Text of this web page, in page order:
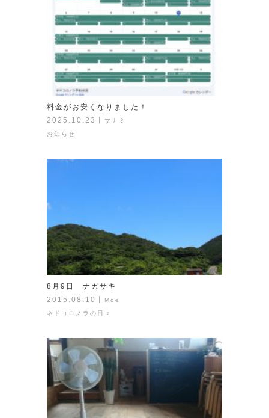
料金がお安くなりました！
2025.10.23
マナミ
お知らせ
8月9日 ナガサキ
2015.08.10
Moe
ネドコロノラの日々